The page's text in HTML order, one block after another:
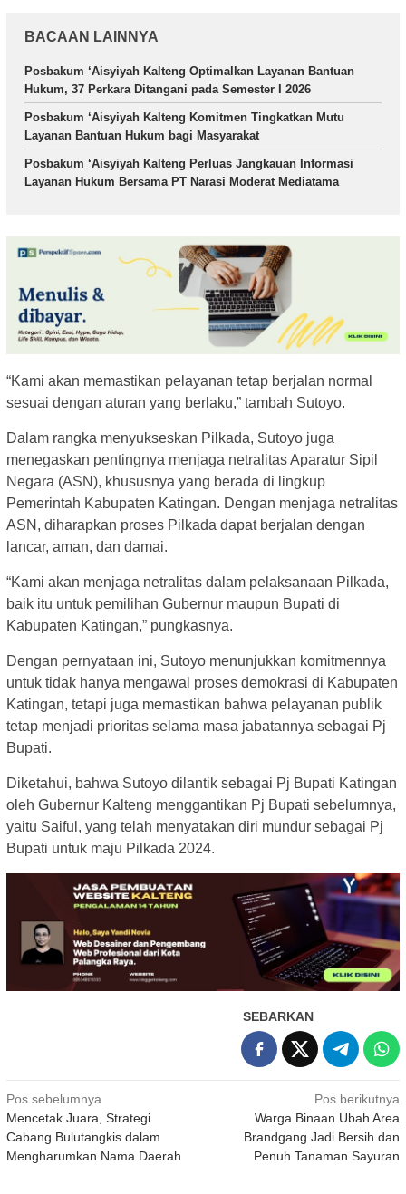
BACAAN LAINNYA
Posbakum ‘Aisyiyah Kalteng Optimalkan Layanan Bantuan
Hukum, 37 Perkara Ditangani pada Semester I 2026
Posbakum ‘Aisyiyah Kalteng Komitmen Tingkatkan Mutu
Layanan Bantuan Hukum bagi Masyarakat
Posbakum ‘Aisyiyah Kalteng Perluas Jangkauan Informasi
Layanan Hukum Bersama PT Narasi Moderat Mediatama
“Kami akan memastikan pelayanan tetap berjalan normal
sesuai dengan aturan yang berlaku,” tambah Sutoyo.
Dalam rangka menyukseskan Pilkada, Sutoyo juga
menegaskan pentingnya menjaga netralitas Aparatur Sipil
Negara (ASN), khususnya yang berada di lingkup
Pemerintah Kabupaten Katingan. Dengan menjaga netralitas
ASN, diharapkan proses Pilkada dapat berjalan dengan
lancar, aman, dan damai.
“Kami akan menjaga netralitas dalam pelaksanaan Pilkada,
baik itu untuk pemilihan Gubernur maupun Bupati di
Kabupaten Katingan,” pungkasnya.
Dengan pernyataan ini, Sutoyo menunjukkan komitmennya
untuk tidak hanya mengawal proses demokrasi di Kabupaten
Katingan, tetapi juga memastikan bahwa pelayanan publik
tetap menjadi prioritas selama masa jabatannya sebagai Pj
Bupati.
Diketahui, bahwa Sutoyo dilantik sebagai Pj Bupati Katingan
oleh Gubernur Kalteng menggantikan Pj Bupati sebelumnya,
yaitu Saiful, yang telah menyatakan diri mundur sebagai Pj
Bupati untuk maju Pilkada 2024.
SEBARKAN
Navigasi
pos
Pos sebelumnya
Mencetak Juara, Strategi
Cabang Bulutangkis dalam
Mengharumkan Nama Daerah
Pos berikutnya
Warga Binaan Ubah Area
Brandgang Jadi Bersih dan
Penuh Tanaman Sayuran